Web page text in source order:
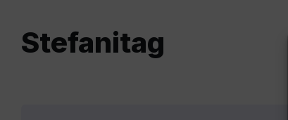
Stefanitag